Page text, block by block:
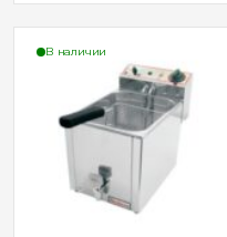
В наличии